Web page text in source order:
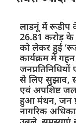
लाडनूं में रूडीप
26.81 करोड़ के
को लेकर हुई
कार्यक्रम में गहन
जनप्रतिनिधियों
से लिए सुझाव,
एवं अपशिष्ट
हुआ मंथन, जन
नागरिक